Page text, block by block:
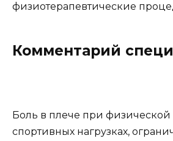
физиотерапевтические
Комментарий
Боль в плече при физической
спортивных нагрузках,